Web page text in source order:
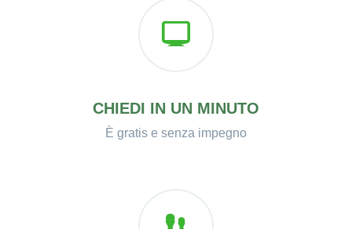
CHIEDI IN UN MINUTO
È gratis e senza impegno